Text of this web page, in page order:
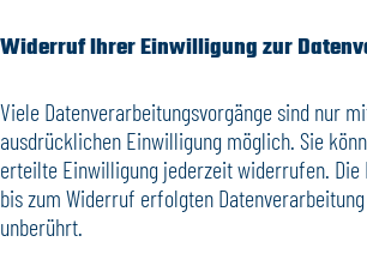
Widerruf Ihrer Einwilligung zur
Viele Datenverarbeitungsvorgänge sind nur
ausdrücklichen Einwilligung möglich. Sie
erteilte Einwilligung jederzeit widerrufen.
bis zum Widerruf erfolgten
unberührt.